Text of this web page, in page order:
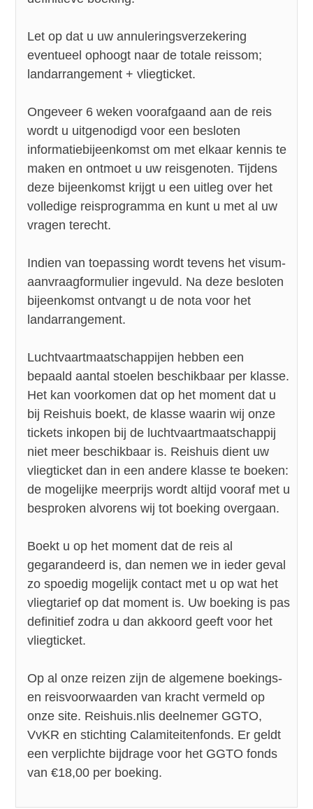
Let op dat u uw annuleringsverzekering
eventueel ophoogt naar de totale reissom;
landarrangement + vliegticket.
Ongeveer 6 weken voorafgaand aan de reis
wordt u uitgenodigd voor een besloten
informatiebijeenkomst om met elkaar kennis te
maken en ontmoet u uw reisgenoten. Tijdens
deze bijeenkomst krijgt u een uitleg over het
volledige reisprogramma en kunt u met al uw
vragen terecht.
Indien van toepassing wordt tevens het visum-
aanvraagformulier ingevuld. Na deze besloten
bijeenkomst ontvangt u de nota voor het
landarrangement.
Luchtvaartmaatschappijen hebben een
bepaald aantal stoelen beschikbaar per klasse.
Het kan voorkomen dat op het moment dat u
bij Reishuis boekt, de klasse waarin wij onze
tickets inkopen bij de luchtvaartmaatschappij
niet meer beschikbaar is. Reishuis dient uw
vliegticket dan in een andere klasse te boeken:
de mogelijke meerprijs wordt altijd vooraf met u
besproken alvorens wij tot boeking overgaan.
Boekt u op het moment dat de reis al
gegarandeerd is, dan nemen we in ieder geval
zo spoedig mogelijk contact met u op wat het
vliegtarief op dat moment is. Uw boeking is pas
definitief zodra u dan akkoord geeft voor het
vliegticket.
Op al onze reizen zijn de algemene boekings-
en reisvoorwaarden van kracht vermeld op
onze site. Reishuis.nl is deelnemer GGTO,
VvKR en stichting Calamiteitenfonds. Er geldt
een verplichte bijdrage voor het GGTO fonds
van €18,00 per boeking.